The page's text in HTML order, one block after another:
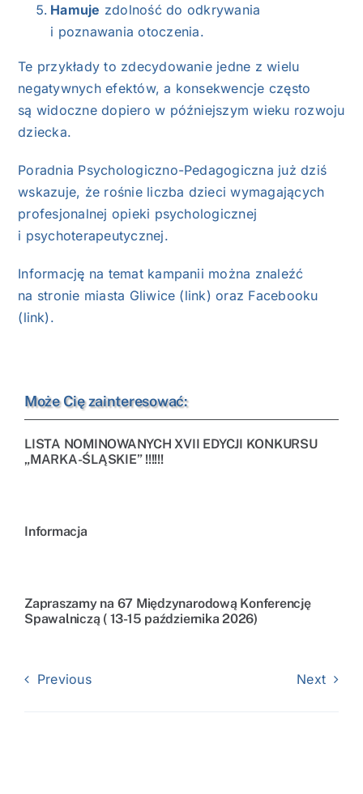
Hamuje zdolność do odkrywania
i poznawania otoczenia.
Te przykłady to zdecydowanie jedne z wielu
negatywnych efektów, a konsekwencje często
są widoczne dopiero w późniejszym wieku rozwoju
dziecka.
Poradnia Psychologiczno-Pedagogiczna już dziś
wskazuje, że rośnie liczba dzieci wymagających
profesjonalnej opieki psychologicznej
i psychoterapeutycznej.
Informację na temat kampanii można znaleźć
na stronie miasta Gliwice (link) oraz Facebooku
(link).
Może Cię zainteresować:
LISTA NOMINOWANYCH XVII EDYCJI KONKURSU
„MARKA-ŚLĄSKIE” !!!!!!
Informacja
Zapraszamy na 67 Międzynarodową Konferencję
Spawalniczą ( 13-15 października 2026)
Previous Next